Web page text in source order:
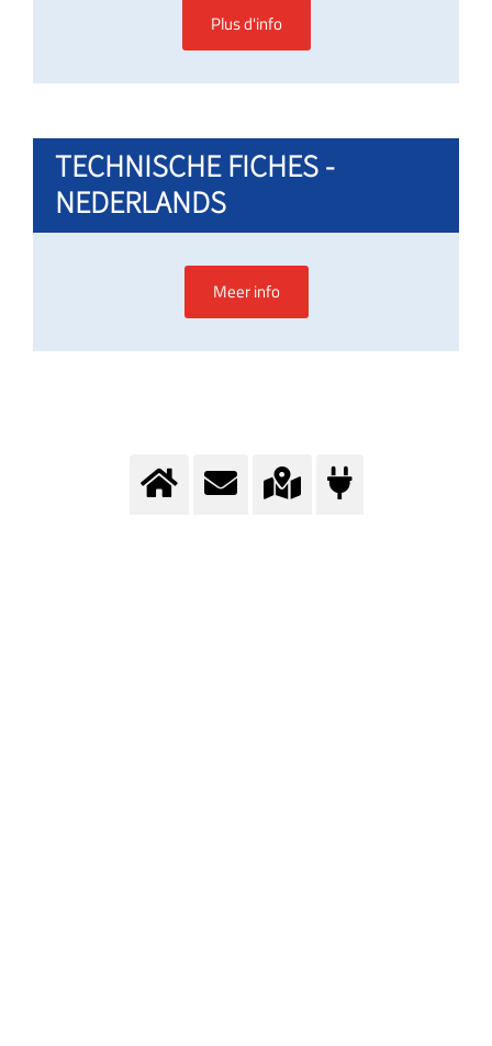
TECHNISCHE FICHES -
NEDERLANDS
Meer info
Plus d'info